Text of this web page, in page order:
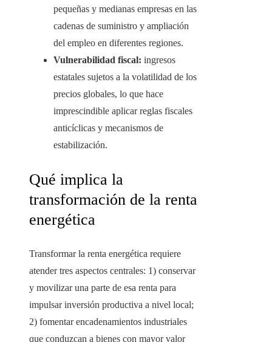
pequeñas y medianas empresas en las
cadenas de suministro y ampliación
del empleo en diferentes regiones.
Vulnerabilidad fiscal: ingresos
estatales sujetos a la volatilidad de los
precios globales, lo que hace
imprescindible aplicar reglas fiscales
anticíclicas y mecanismos de
estabilización.
Qué implica la
transformación de la renta
energética
Transformar la renta energética requiere
atender tres aspectos centrales: 1) conservar
y movilizar una parte de esa renta para
impulsar inversión productiva a nivel local;
2) fomentar encadenamientos industriales
que conduzcan a bienes con mayor valor